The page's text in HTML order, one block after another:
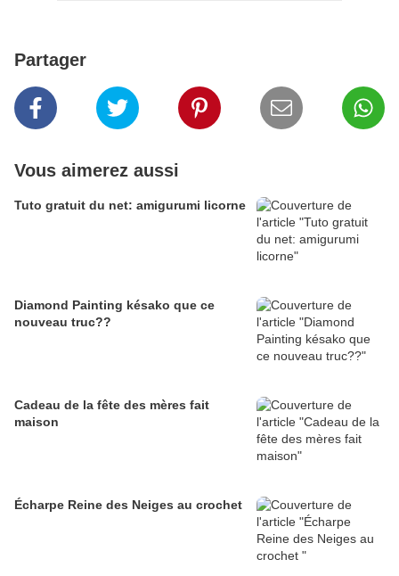
Partager
Vous aimerez aussi
Tuto gratuit du net: amigurumi licorne
Diamond Painting késako que ce
nouveau truc??
Cadeau de la fête des mères fait
maison
Écharpe Reine des Neiges au crochet